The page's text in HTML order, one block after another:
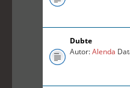
Dubte
Autor:Alenda